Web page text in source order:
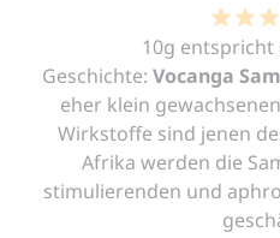
10g entspricht
Geschichte: Vocanga
eher klein
Wirkstoffe sind jenen
Afrika werden die
stimulierenden und